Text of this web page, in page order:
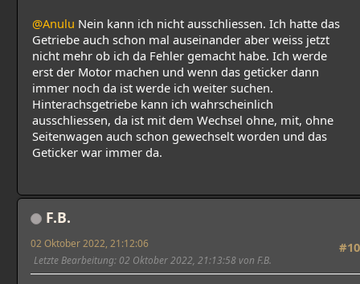
@Anulu Nein kann ich nicht ausschliessen. Ich hatte das
Getriebe auch schon mal auseinander aber weiss jetzt
nicht mehr ob ich da Fehler gemacht habe. Ich werde
erst der Motor machen und wenn das geticker dann
immer noch da ist werde ich weiter suchen.
Hinterachsgetriebe kann ich wahrscheinlich
ausschliessen, da ist mit dem Wechsel ohne, mit, ohne
Seitenwagen auch schon gewechselt worden und das
Geticker war immer da.
F.B.
#10
02 Oktober 2022, 21:12:06
Letzte Bearbeitung: 02 Oktober 2022, 21:13:58 von F.B.